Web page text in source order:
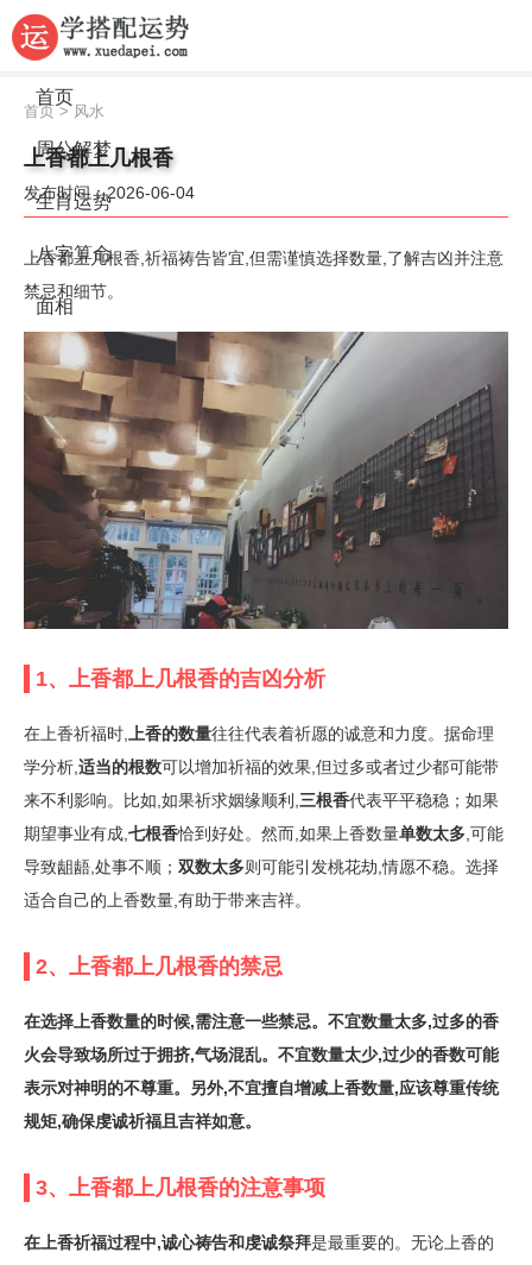
首页
周公解梦
生肖运势
八字算命
面相
风水
名字
星座
首页>风水
上香都上几根香
发布时间：2026-06-04
上香都上几根香,祈福祷告皆宜,但需谨慎选择数量,了解吉凶并注意
禁忌和细节。
1、上香都上几根香的吉凶分析
在上香祈福时, 上香的数量往往代表着祈愿的诚意和力度。据命理
学分析, 适当的根数可以增加祈福的效果,但过多或者过少都可能带
来不利影响。比如,如果祈求姻缘顺利, 三根香代表平平稳稳；如果
期望事业有成, 七根香恰到好处。然而,如果上香数量单数太多 ,可能
导致龃龉,处事不顺； 双数太多则可能引发桃花劫,情愿不稳。选择
适合自己的上香数量,有助于带来吉祥。
2、上香都上几根香的禁忌
在选择上香数量的时候,需注意一些禁忌。 不宜数量太多,过多的香
火会导致场所过于拥挤,气场混乱。 不宜数量太少,过少的香数可能
表示对神明的不尊重。另外,不宜擅自增减 上香数量,应该尊重传统
规矩,确保虔诚祈福且吉祥如意。
3、上香都上几根香的注意事项
在上香祈福过程中,诚心祷告和虔诚祭拜是最重要的。无论上香的